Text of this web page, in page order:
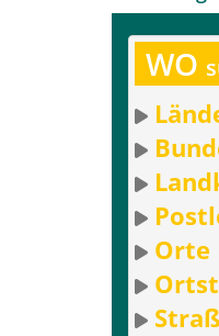
WO
Orte